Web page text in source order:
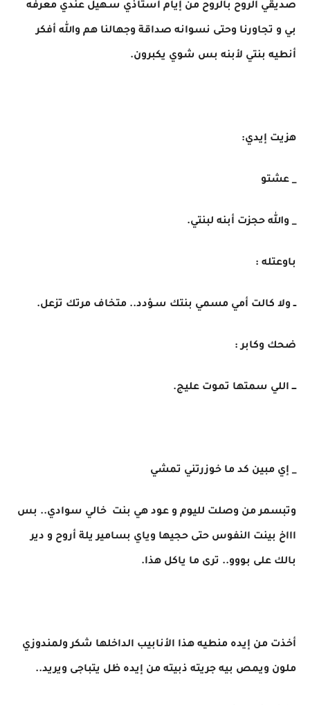
صديقي الروح بالروح من إيام أستاذي سـهيل عندي معرفه
بي و تجاورنا وحتى نسوانه صداقة وجهالنا هم والله أفكر
أنطيه بنتي لأبنه بس شوي يكبرون.
هزيت إيدي:
_ عشتو
_ والله حجزت أبنه لبنتي.
باوعتله :
ــ ولا كالت أمي مسمي بنتك سـؤدد.. متخاف مرتك تزعل.
ضحك وكابر :
ـــ اللي سمتها تموت عليج.
_ إي مبين كد ما خوزرتني تمشي
وتبسمر من وصلت لليوم و عود هي بنت خالي سوادي.. بس
اااخ بينت النفوس حتى حجيها وياي بسامير يلة أروح و دير
بالك على بووو.. ترى ما ياكل هذا.
أخذت من إيده منطيه هذا الأنابيب الداخلها شكر ولمندوزي
ملون ويمص بيه جريته ذبيته من إيده ظل يتباجى ويريد..